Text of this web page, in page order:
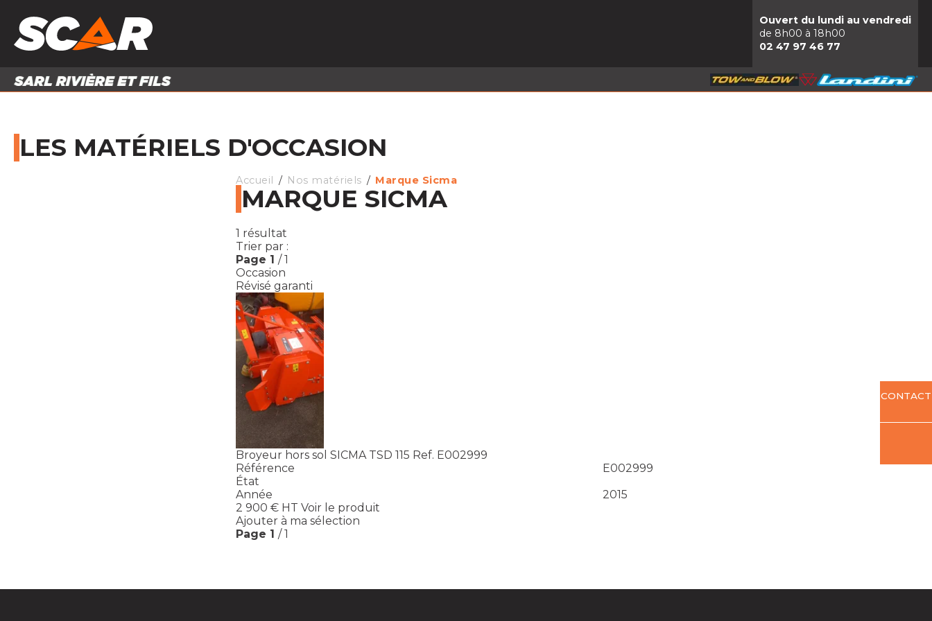
PIÈCES ET ACCESSOIRES
Ouvert du lundi au vendredi
de 8h00 à 18h00
02 47 97 46 77
LES MATÉRIELS D'OCCASION
Accueil Nos matériels Marque Sicma
MARQUE SICMA
1 résultat
Trier par :
Page 1 / 1
Occasion
Révisé garanti
Broyeur hors sol SICMA TSD 115 Ref. E002999
Référence
E002999
État
Année
2015
2 900 € HT Voir le produit
Ajouter à ma sélection
Page 1 / 1
CONTACT